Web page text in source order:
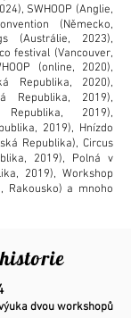
SWHOOP (Anglie,
(Německo,
(Austrálie, 2023),
festival (Vancouver,
(online, 2020),
Republika, 2020),
Republika, 2019),
Republika, 2019),
2019), Hnízdo
Republika), Circus
2019), Polná v
2019), Workshop
Rakousko) a mnoho
dvou workshopů